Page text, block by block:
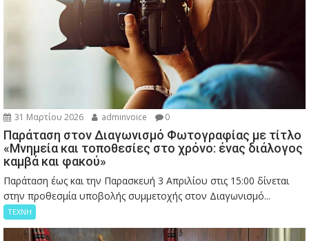
31 Μαρτίου 2026 adminvoice 0
Παράταση στον Διαγωνισμό Φωτογραφίας με τίτλο
«Μνημεία και τοποθεσίες στο χρόνο: ένας διάλογος
καμβά και φακού»
Παράταση έως και την Παρασκευή 3 Απριλίου στις 15:00 δίνεται
στην προθεσμία υποβολής συμμετοχής στον Διαγωνισμό...
ΤΕΧΝΗ